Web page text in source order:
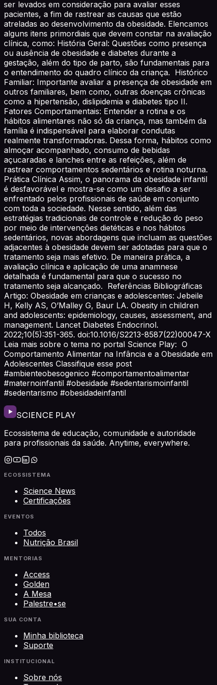
ser levados em consideração para avaliar esses
pacientes, a fim de rastrear as causas que estão
atreladas ao desenvolvimento da obesidade. Elencamos
alguns itens primordiais que devem constar na avaliação
clínica, como: História Geral: Questões como presença
ou ausência de obesidade e diabetes durante a
gestação, além do tipo de parto, são fundamentais para
o entendimento do quadro clínico da criança. Histórico
Familiar: Importante avaliar a presença de obesidade em
outros familiares, bem como, outras doenças crônicas
como a hipertensão, dislipidemia e diabetes tipo II.
Fatores Comportamentais: Entender a rotina e os
hábitos alimentares não só da criança, mas também da
família é indispensável para elaborar condutas
realmente transformadoras. Dessa forma, hábitos como
almoçar acompanhado, consumo de bebidas
açucaradas e lanches entre as refeições, além de
rastrear comportamentos sedentários e rotina noturna.
Prática Clínica Assim, o panorama da obesidade infantil
é desfavorável e mostra-se como um desafio a ser
enfrentado pelos profissionais de saúde em conjunto
com toda a sociedade. Nesse sentido, além das
estratégias tradicionais de controle e redução do peso
por meio de intervenções dietéticas e nos hábitos
sedentários, novas abordagens que incluam as questões
adjacentes à obesidade devem ser adotadas para que o
tratamento seja mais efetivo. De maneira prática, a
avaliação clínica e aplicação de uma anamnese
detalhada é fundamental para que o sucesso no
tratamento seja alcançado. Referências Bibliográficas
Artigo: Obesidade em crianças e adolescentes: Jebeile
H, Kelly AS, O’Malley G, Baur LA. Obesity in children
and adolescents: epidemiology, causes, assessment, and
management. Lancet Diabetes Endocrinol.
2022;10(5):351-365. doi:10.1016/S2213-8587(22)00047-X
Leia mais sobre o tema no portal Science Play: O
Comportamento Alimentar na Infância e a Obesidade em
Adolescentes Classifique esse post
#ambienteobesogenico #comportamentoalimentar
#maternoinfantil #obesidade #sedentarismoinfantil
#sedentarismo #obesidadeinfantil
SCIENCE PLAY
Ecossistema de educação, comunidade e autoridade
para profissionais da saúde. Anytime, everywhere.
ECOSSISTEMA
Science News
Certificações
EVENTOS
Todos
Nutrição Brasil
MENTORIAS
Access
Golden
A Mesa
Palestre•se
SUA CONTA
Minha biblioteca
Suporte
INSTITUCIONAL
Sobre nós